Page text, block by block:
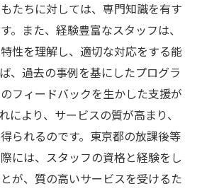
たちに対しては、専門知識を有す
。また、経験豊富なスタッフは、
性を理解し、適切な対応をする能
、過去の事例を基にしたプログラ
フィードバックを生かした支援が
により、サービスの質が高まり、
られるのです。東京都の放課後等
には、スタッフの資格と経験をし
が、質の高いサービスを受けるた